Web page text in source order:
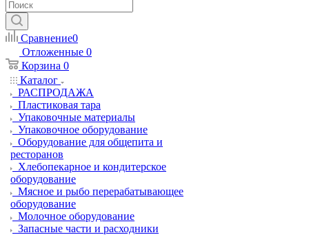
Сравнение0
Отложенные 0
Корзина 0
Каталог
РАСПРОДАЖА
Пластиковая тара
Упаковочные материалы
Упаковочное оборудование
Оборудование для общепита и
ресторанов
Хлебопекарное и кондитерское
оборудование
Мясное и рыбо перерабатывающее
оборудование
Молочное оборудование
Запасные части и расходники